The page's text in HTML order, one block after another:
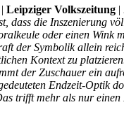
Leipziger Volkszeitung |
dass die Inszenierung
oder einen Wink
der Symbolik allein
Kontext zu
der Zuschauer ein
Endzeit-Optik
trifft mehr als nur einen